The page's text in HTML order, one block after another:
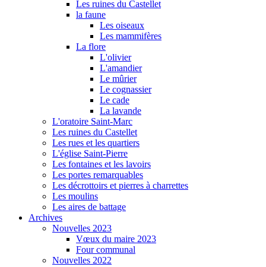
Les ruines du Castellet
la faune
Les oiseaux
Les mammifères
La flore
L'olivier
L'amandier
Le mûrier
Le cognassier
Le cade
La lavande
L'oratoire Saint-Marc
Les ruines du Castellet
Les rues et les quartiers
L'église Saint-Pierre
Les fontaines et les lavoirs
Les portes remarquables
Les décrottoirs et pierres à charrettes
Les moulins
Les aires de battage
Archives
Nouvelles 2023
Vœux du maire 2023
Four communal
Nouvelles 2022